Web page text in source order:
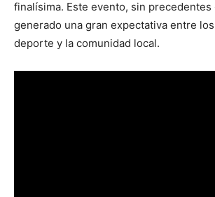
finalísima. Este evento, sin precedentes
generado una gran expectativa entre
deporte y la comunidad local.